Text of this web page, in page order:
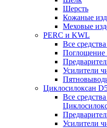
Шерсть
Кожаные
Меховые
PERC и KWL
Все
Поглощение
Усилители
Циклосилоксан
Все
Усилители